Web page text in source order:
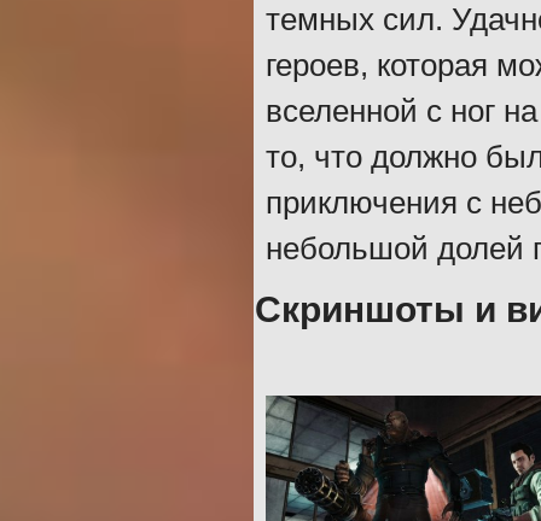
темных сил.
героев, которая
вселенной с ног
то, что должно
приключения с
небольшой долей
Скриншоты и